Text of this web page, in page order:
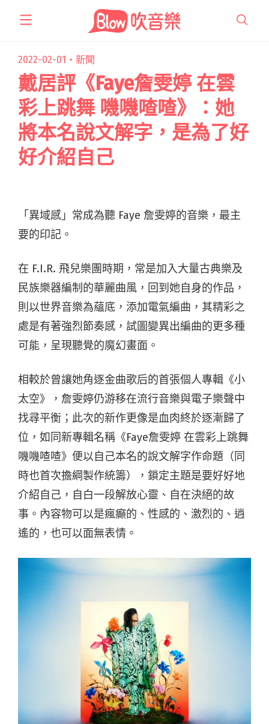
2022-02-01・ 新聞
戴居評《Faye詹雯婷 在雲
彩上跳舞 嘰嘰喳喳》：她
將本名說文解字，是為了好
好介紹自己
「異域感」常成為聽 Faye 詹雯婷的音樂，最主
要的印記。
在 F.I.R. 飛兒樂團時期，常是加入大量古典樂及
民族樂器編制的華麗曲風，回到她自身的作品，
則以世界音樂為蘊底，添加電氣編曲，其精彩之
處是有著強烈節奏感，試圖變異出編曲的更多種
可能，呈現聽覺的魔幻畫面。
相較於曾讓她角逐金曲歌后的首張個人專輯《小
太空》，詹雯婷仍游移在流行音樂與電子樂聲中
找尋平衡；此次的新作更像是血肉終於逐漸歸了
位，如同新專輯名稱《Faye詹雯婷 在雲彩上跳舞
嘰嘰喳喳》便以自己本名的說文解字作命題（同
時也首次擔綱製作統籌），鎖定主題是要好好地
介紹自己，自白一段解放心靈、自在決絕的故
事。內容物可以是瘋癲的、性感的、激烈的、逍
遙的，也可以面無表情。